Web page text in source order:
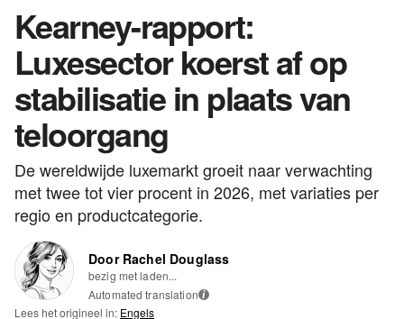
Kearney-rapport:
Luxesector koerst af op
stabilisatie in plaats van
teloorgang
De wereldwijde luxemarkt groeit naar verwachting
met twee tot vier procent in 2026, met variaties per
regio en productcategorie.
Door Rachel Douglass
bezig met laden...
Automated translation i
Lees het origineel in: Engels